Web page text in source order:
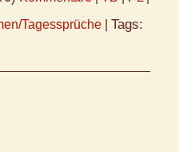
Tagessprüche Tags: